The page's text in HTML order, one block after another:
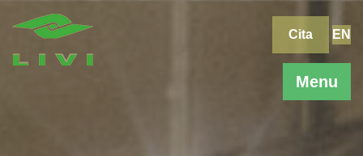
Menu
Cita EN